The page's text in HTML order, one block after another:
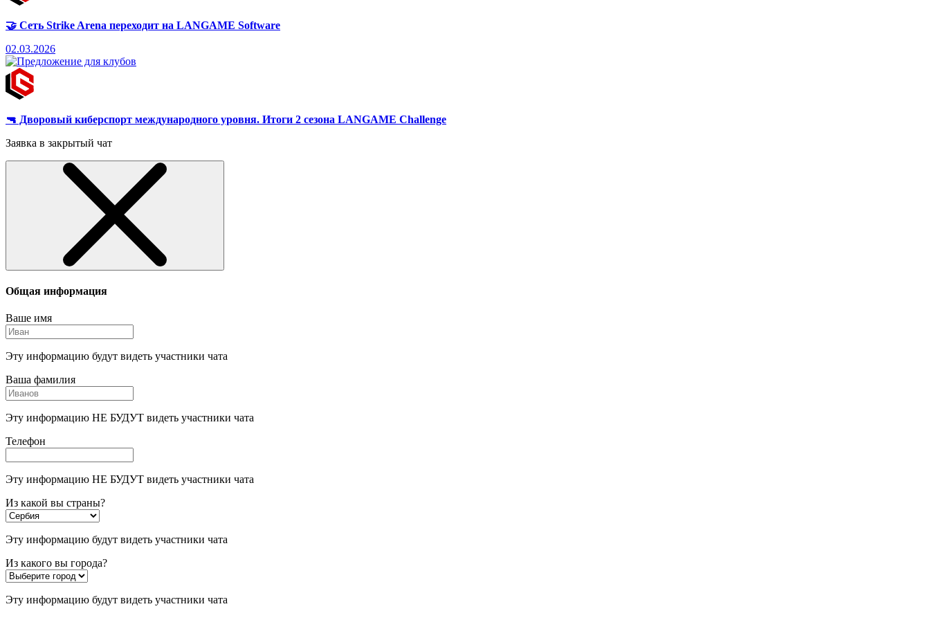
🤝 Сеть Strike Arena переходит на LANGAME Software
02.03.2026
🔫 Дворовый киберспорт международного уровня. Итоги 2 сезона LANGAME Challenge
Заявка в закрытый чат
Общая информация
Ваше имя
Эту информацию будут видеть участники чата
Ваша фамилия
Эту информацию НЕ БУДУТ видеть участники чата
Телефон
Эту информацию НЕ БУДУТ видеть участники чата
Из какой вы страны?
Эту информацию будут видеть участники чата
Из какого вы города?
Эту информацию будут видеть участники чата